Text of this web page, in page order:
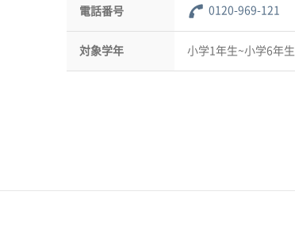
電話番号 0120-969-121
対象学年 小学1年生~小学6年生